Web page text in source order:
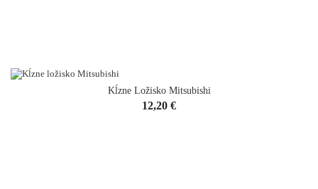
Kĺzne Ložisko Mitsubishi
Cena
12,20 €